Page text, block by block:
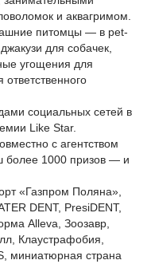
и аквагримом.
питомцы — в pet-
для собачек,
угощения для
социальных сетей в
Like Star.
с агентством
более 1000 призов — и
«Газпром Поляна»,
DENT, PresiDENT,
Alleva, Зоозавр,
Клаустрафобия,
миниатюрная страна